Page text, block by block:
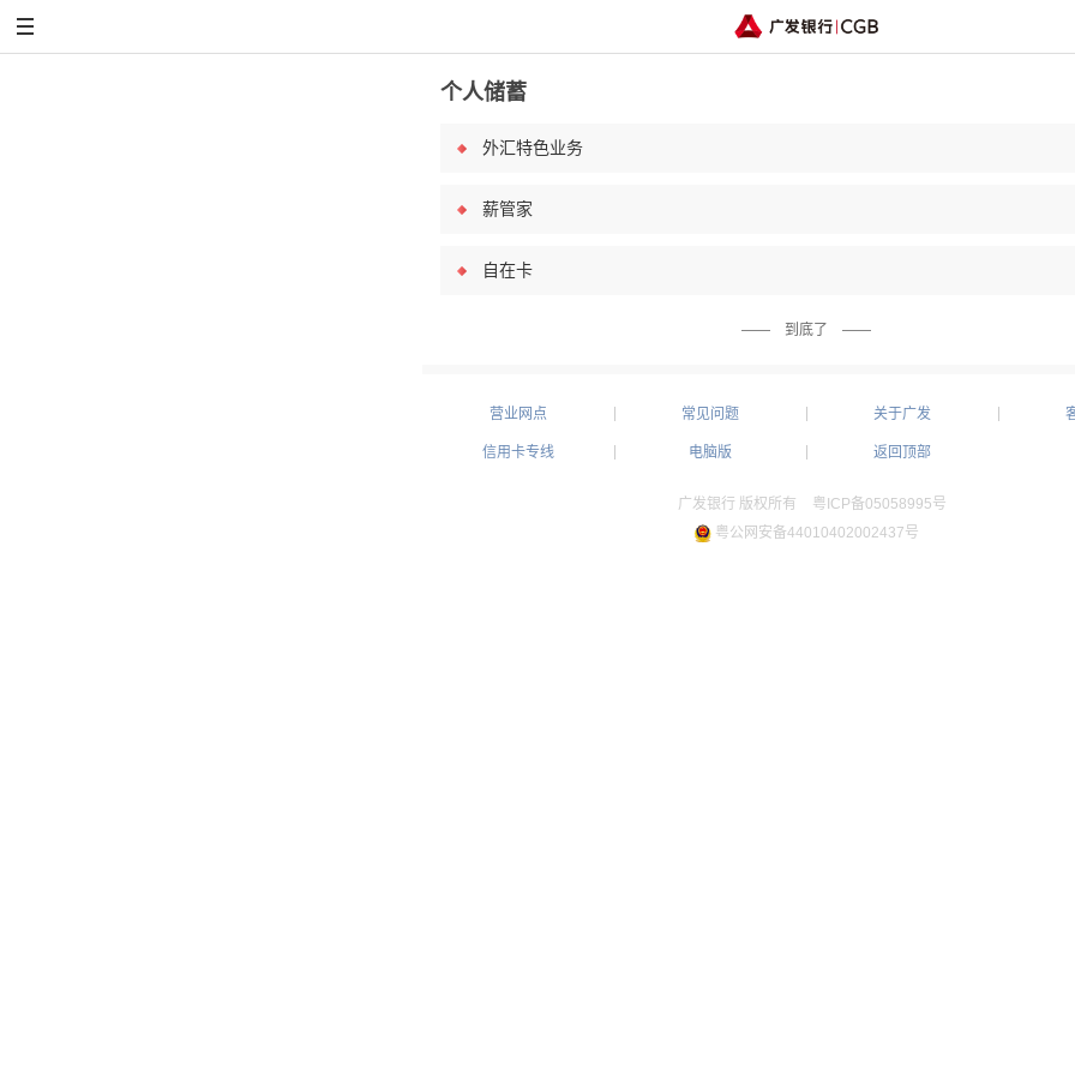
个人储蓄
外汇特色业务
薪管家
自在卡
—— 到底了 ——
营业网点 常见问题 关于广发
信用卡专线 电脑版 返回顶部
广发银行 版权所有
粤ICP备05058995号
粤公网安备44010402002437号